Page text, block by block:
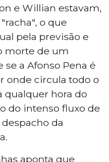
e Willian estavam,
o que
pela previsão e
morte de um
a Afonso Pena é
onde circula todo o
qualquer hora do
do intenso fluxo de
da
aponta que